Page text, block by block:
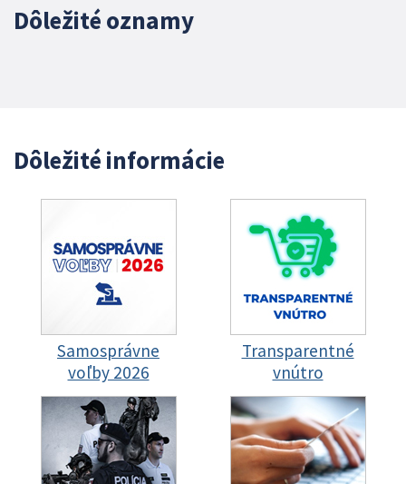
Dôležité oznamy
Dôležité informácie
Samosprávne
voľby 2026
Transparentné
vnútro